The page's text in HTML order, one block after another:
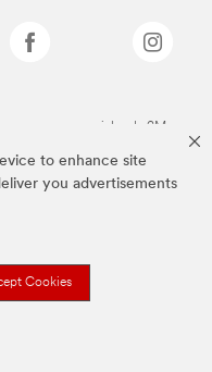
to enhance site
you advertisements
Cookies
marcas comerciales de 3M.